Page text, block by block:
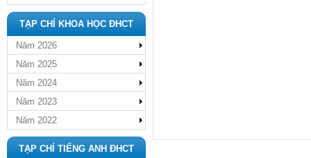
TẠP CHÍ KHOA HỌC ĐHCT
Năm 2026
Năm 2025
Năm 2024
Năm 2023
Năm 2022
TẠP CHÍ TIẾNG ANH ĐHCT